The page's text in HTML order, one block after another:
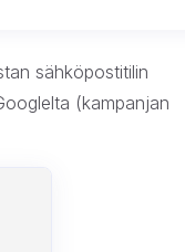
sähköpostitilin
(kampanjan